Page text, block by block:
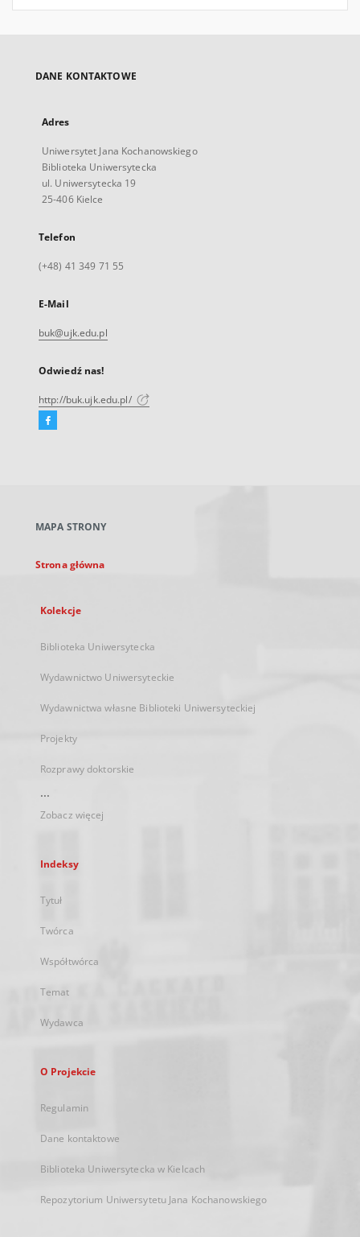
DANE KONTAKTOWE
Adres
Uniwersytet Jana Kochanowskiego
Biblioteka Uniwersytecka
ul. Uniwersytecka 19
25-406 Kielce
Telefon
(+48) 41 349 71 55
E-Mail
buk@ujk.edu.pl
Odwiedź nas!
http://buk.ujk.edu.pl/
Facebook
karcie
MAPA STRONY
Strona główna
Kolekcje
Biblioteka Uniwersytecka
Wydawnictwo Uniwersyteckie
Wydawnictwa własne Biblioteki Uniwersyteckiej
Projekty
Rozprawy doktorskie
...
Zobacz więcej
Indeksy
Tytuł
Twórca
Współtwórca
Temat
Wydawca
O Projekcie
Regulamin
Dane kontaktowe
Biblioteka Uniwersytecka w Kielcach
Repozytorium Uniwersytetu Jana Kochanowskiego